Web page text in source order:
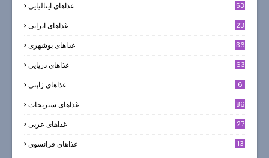
غذاهای ایتالیایی 53
غذاهای ایرانی 23
غذاهای بوشهری 36
غذاهای دریایی 63
غذاهای ژاپنی 6
غذاهای سبزیجات 86
غذاهای عربی 27
غذاهای فرانسوی 13